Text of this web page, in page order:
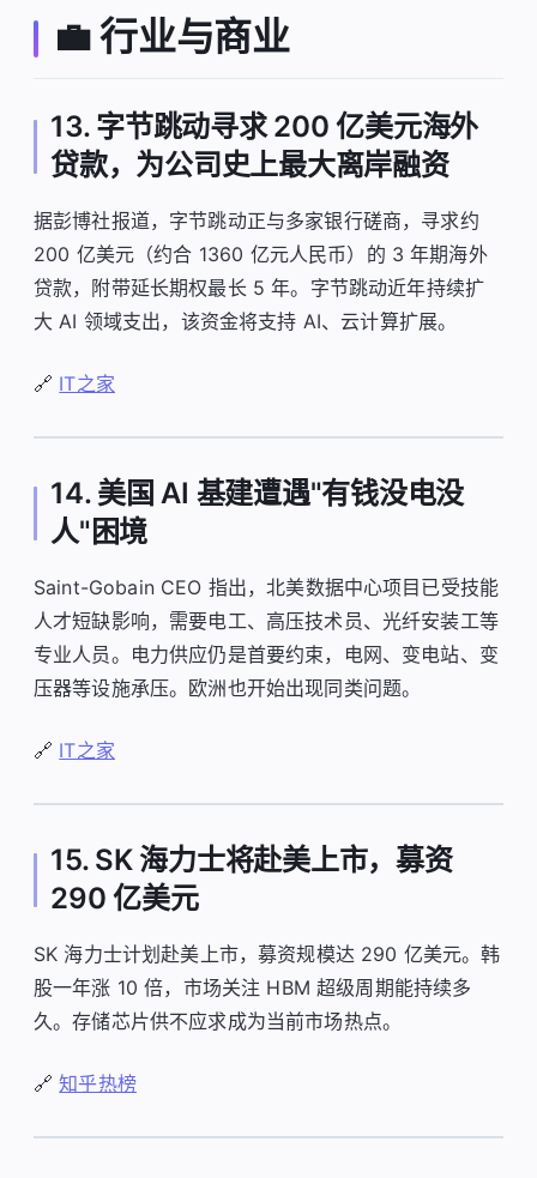
💼 行业与商业
13. 字节跳动寻求 200 亿美元海外
贷款，为公司史上最大离岸融资
据彭博社报道，字节跳动正与多家银行磋商，寻求约
200 亿美元（约合 1360 亿元人民币）的 3 年期海外
贷款，附带延长期权最长 5 年。字节跳动近年持续扩
大 AI 领域支出，该资金将支持 AI、云计算扩展。
🔗 IT之家
14. 美国 AI 基建遭遇"有钱没电没
人"困境
Saint-Gobain CEO 指出，北美数据中心项目已受技能
人才短缺影响，需要电工、高压技术员、光纤安装工等
专业人员。电力供应仍是首要约束，电网、变电站、变
压器等设施承压。欧洲也开始出现同类问题。
🔗 IT之家
15. SK 海力士将赴美上市，募资
290 亿美元
SK 海力士计划赴美上市，募资规模达 290 亿美元。韩
股一年涨 10 倍，市场关注 HBM 超级周期能持续多
久。存储芯片供不应求成为当前市场热点。
🔗知乎热榜